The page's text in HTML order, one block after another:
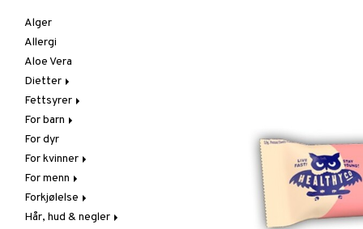
Alger
Allergi
Aloe Vera
Dietter
Glutenintolerant
LCHF
Raw Food
Fettsyrer
Marine fettsyrer
Veg. fettsyrer
For barn
Fettsyrer
Hudpleie
Vitamin & mineral
For dyr
For kvinner
Graviditet & amming
Klimakterie & PMS
Næringstilskudd
For menn
Næringstilskudd
Øvrige
Forkjølelse
C-vitamin
Hår, hud & negler